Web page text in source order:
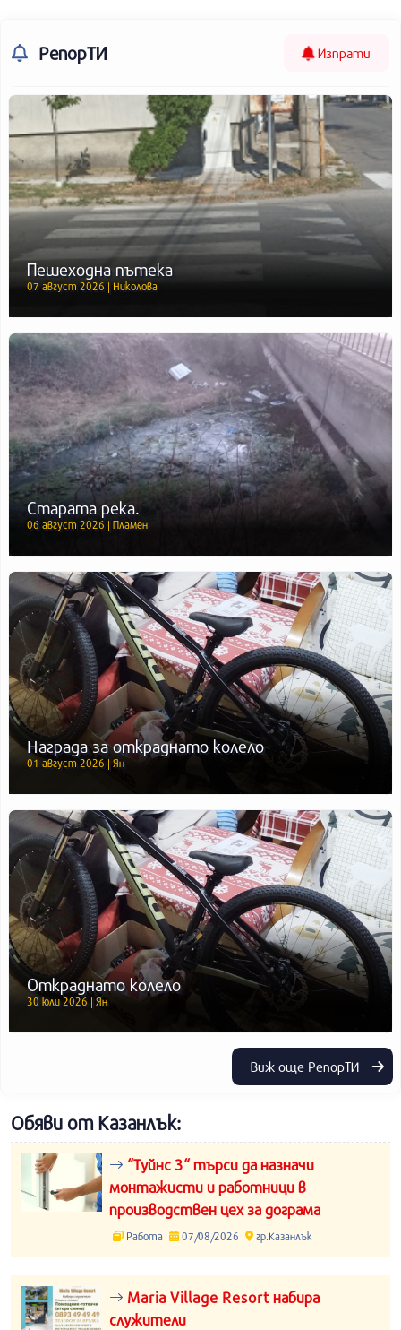
РепорТИ Изпрати
Пешеходна пътека
07 август 2026 | Николова
Старата река.
06 август 2026 | Пламен
Награда за откраднато колело
01 август 2026 | Ян
Откраднато колело
30 юли 2026 | Ян
Виж още РепорТИ
Обяви от Казанлък:
“Туйнс 3“ търси да назначи
монтажисти и работници в
производствен цех за дограма
Работа 07/08/2026 гр.Казанлък
Maria Village Resort набира
служители